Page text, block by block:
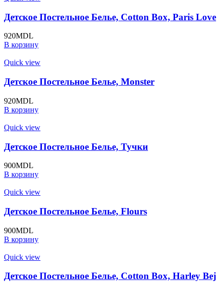
Детское Постельное Белье, Cotton Box, Paris Love
920MDL
В корзину
Quick view
Детское Постельное Белье, Monster
920MDL
В корзину
Quick view
Детское Постельное Белье, Тучки
900MDL
В корзину
Quick view
Детское Постельное Белье, Flours
900MDL
В корзину
Quick view
Детское Постельное Белье, Cotton Box, Harley Bej